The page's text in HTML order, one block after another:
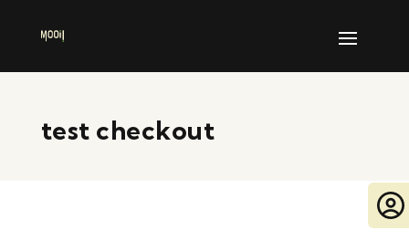
test checkout